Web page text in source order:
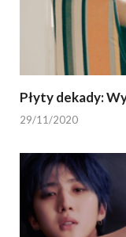
Płyty dekady:
29/11/2020